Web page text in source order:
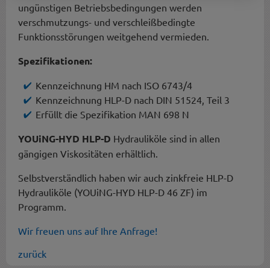
ungünstigen Betriebsbedingungen werden
verschmutzungs- und verschleißbedingte
Funktionsstörungen weitgehend vermieden.
Spezifikationen:
Kennzeichnung HM nach ISO 6743/4
Kennzeichnung HLP-D nach DIN 51524, Teil 3
Erfüllt die Spezifikation MAN 698 N
YOUiNG-HYD HLP-D Hydrauliköle sind in allen
gängigen Viskositäten erhältlich.
Selbstverständlich haben wir auch zinkfreie HLP-D
Hydrauliköle (YOUiNG-HYD HLP-D 46 ZF) im
Programm.
Wir freuen uns auf Ihre Anfrage!
zurück